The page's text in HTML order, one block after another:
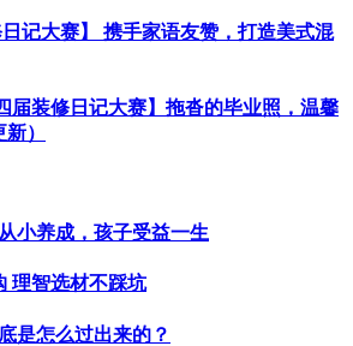
记大赛】 携手家语友赞，打造美式混
届装修日记大赛】拖沓的毕业照，温馨
）
小养成，孩子受益一生
理智选材不踩坑
是怎么过出来的？